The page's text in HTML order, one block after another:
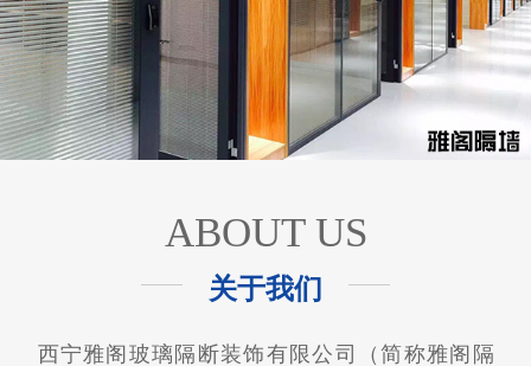
ABOUT US
关于我们
西宁雅阁玻璃隔断装饰有限公司（简称雅阁隔